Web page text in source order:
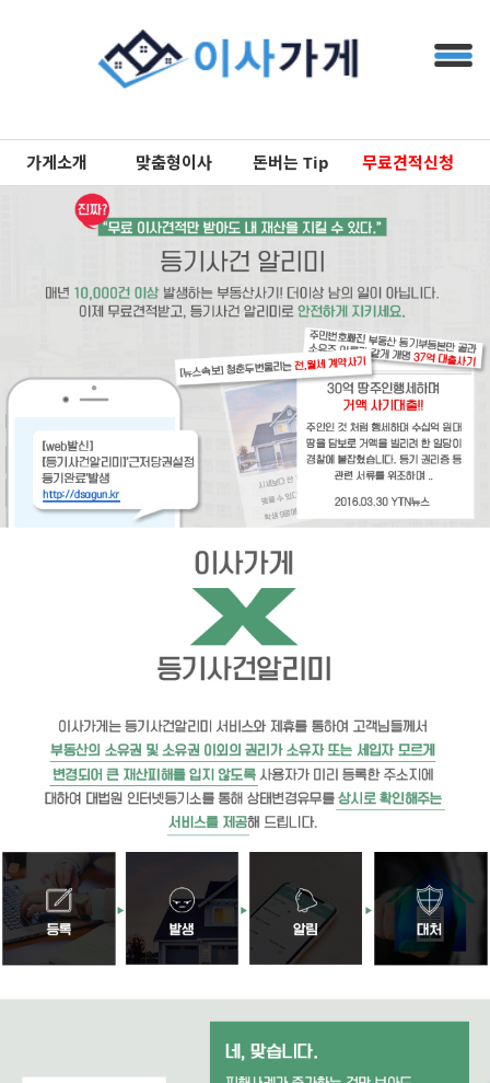
가게소개 맞춤형이사 돈버는 Tip 무료견적신청